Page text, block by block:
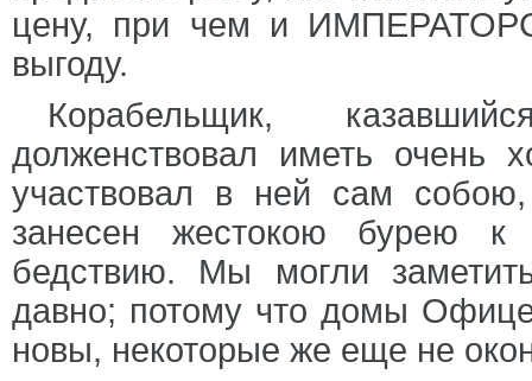
цену, при чем и
выгоду.
Корабельщик,
долженствовал иметь очень
участвовал в ней сам
занесен жестокою бурею к
бедствию. Мы могли
давно; потому что домы
новы, некоторые же еще не